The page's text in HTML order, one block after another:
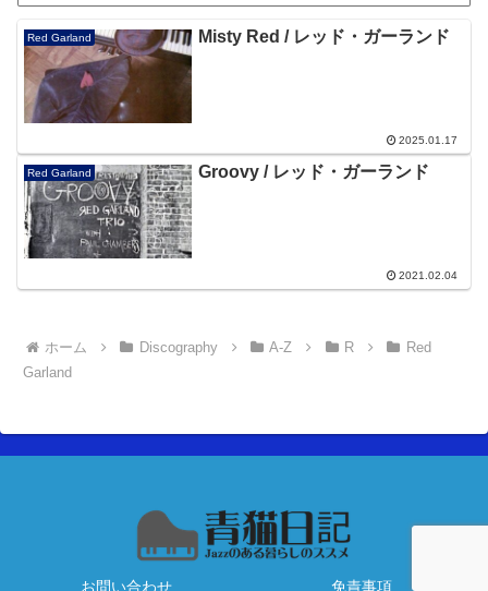
Red Garland Misty Red / レッド・ガーランド
2025.01.17
Red Garland Groovy / レッド・ガーランド
2021.02.04
ホーム Discography A-Z R
Red
Garland
お問い合わせ 免責事項